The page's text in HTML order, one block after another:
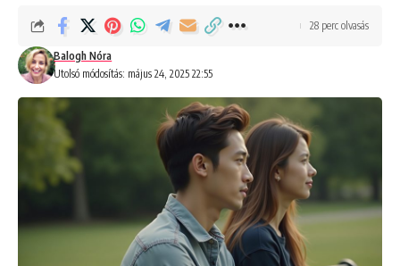
Utolsó módosítás: május 24, 2025 22:55
Balogh Nóra
28 perc olvasás